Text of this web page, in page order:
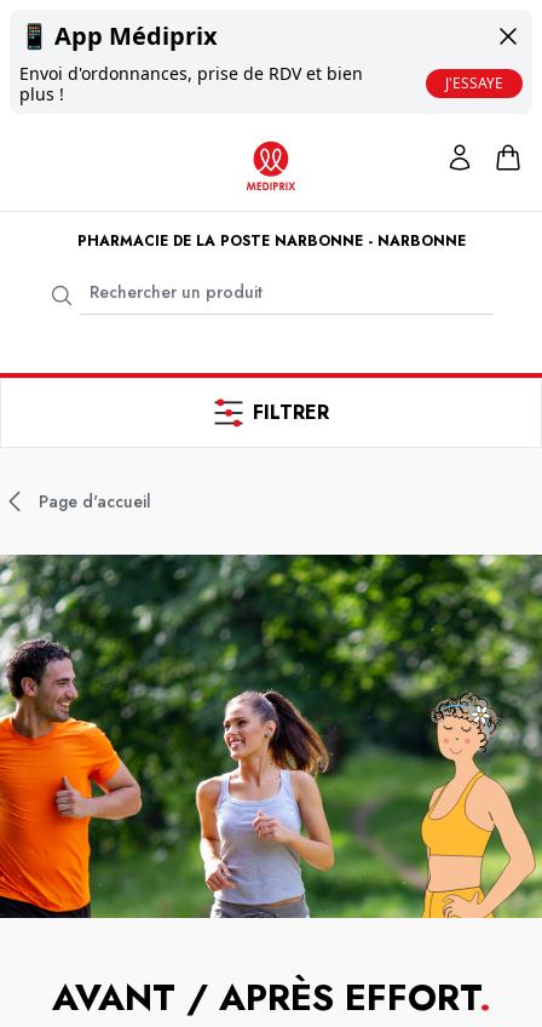
📱 App Médiprix
Envoi d'ordonnances, prise de RDV et bien
plus !
J'ESSAYE
PHARMACIE DE LA POSTE NARBONNE - NARBONNE
FILTRER
Page d'accueil
AVANT / APRÈS EFFORT.